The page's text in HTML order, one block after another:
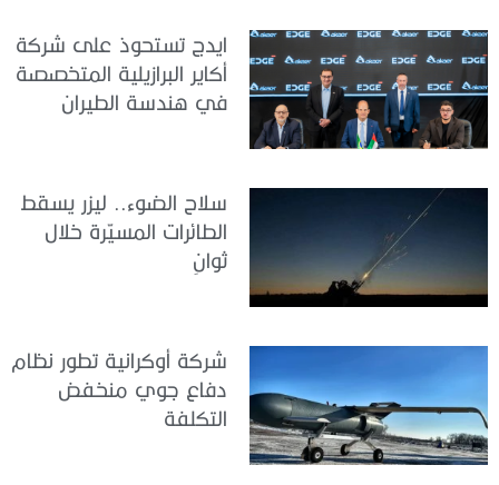
ايدج تستحوذ على شركة
أكاير البرازيلية المتخصصة
في هندسة الطيران
سلاح الضوء.. ليزر يسقط
الطائرات المسيّرة خلال
ثوانٍ
شركة أوكرانية تطور نظام
دفاع جوي منخفض
التكلفة